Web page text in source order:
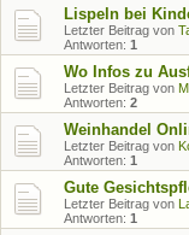
Lispeln bei
Letzter Beitrag von
Antworten: 1
Wo Infos zu
Letzter Beitrag von
Antworten: 2
Weinhandel
Letzter Beitrag von
Antworten: 1
Gute
Letzter Beitrag von
Antworten: 1